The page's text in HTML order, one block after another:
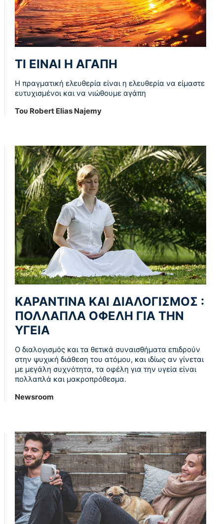
ΤΙ ΕΙΝΑΙ Η ΑΓΑΠΗ
Η πραγματική ελευθερία είναι η ελευθερία να είμαστε
ευτυχισμένοι και να νιώθουμε αγάπη
Του Robert Elias Najemy
ΚΑΡΑΝΤΙΝΑ ΚΑΙ ΔΙΑΛΟΓΙΣΜΟΣ :
ΠΟΛΛΑΠΛΑ ΟΦΕΛΗ ΓΙΑ ΤΗΝ
ΥΓΕΙΑ
Ο διαλογισμός και τα θετικά συναισθήματα επιδρούν
στην ψυχική διάθεση του ατόμου, και ιδίως αν γίνεται
με μεγάλη συχνότητα, τα οφέλη για την υγεία είναι
πολλαπλά και μακροπρόθεσμα.
Newsroom